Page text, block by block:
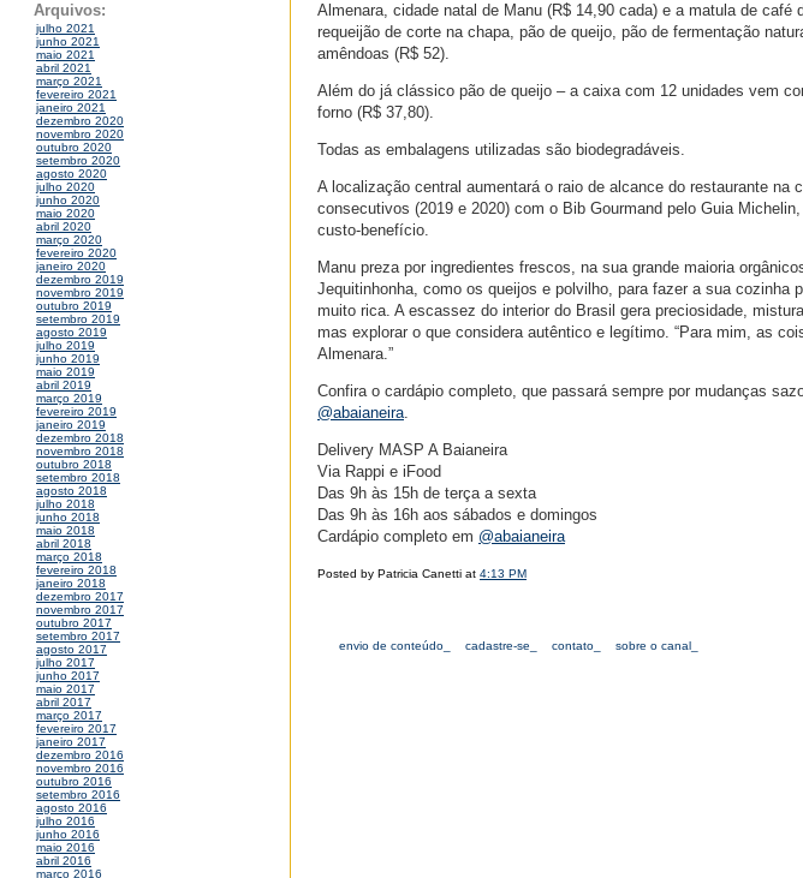
Arquivos:
julho 2021
junho 2021
maio 2021
abril 2021
março 2021
fevereiro 2021
janeiro 2021
dezembro 2020
novembro 2020
outubro 2020
setembro 2020
agosto 2020
julho 2020
junho 2020
maio 2020
abril 2020
março 2020
fevereiro 2020
janeiro 2020
dezembro 2019
novembro 2019
outubro 2019
setembro 2019
agosto 2019
julho 2019
junho 2019
maio 2019
abril 2019
março 2019
fevereiro 2019
janeiro 2019
dezembro 2018
novembro 2018
outubro 2018
setembro 2018
agosto 2018
julho 2018
junho 2018
maio 2018
abril 2018
março 2018
fevereiro 2018
janeiro 2018
dezembro 2017
novembro 2017
outubro 2017
setembro 2017
agosto 2017
julho 2017
junho 2017
maio 2017
abril 2017
março 2017
fevereiro 2017
janeiro 2017
dezembro 2016
novembro 2016
outubro 2016
setembro 2016
agosto 2016
julho 2016
junho 2016
maio 2016
abril 2016
março 2016
Almenara, cidade natal de Manu (R$ 14,90 cada) e a matula de café
requeijão de corte na chapa, pão de queijo, pão de fermentação
amêndoas (R$ 52).
Além do já clássico pão de queijo – a caixa com 12 unidades vem
forno (R$ 37,80).
Todas as embalagens utilizadas são biodegradáveis.
A localização central aumentará o raio de alcance do restaurante na
consecutivos (2019 e 2020) com o Bib Gourmand pelo Guia
custo-benefício.
Manu preza por ingredientes frescos, na sua grande maioria
Jequitinhonha, como os queijos e polvilho, para fazer a sua cozinha
muito rica. A escassez do interior do Brasil gera preciosidade,
mas explorar o que considera autêntico e legítimo. “Para mim, as
Almenara.”
Confira o cardápio completo, que passará sempre por mudanças
@abaianeira.
Delivery MASP A Baianeira
Via Rappi e iFood
Das 9h às 15h de terça a sexta
Das 9h às 16h aos sábados e domingos
Cardápio completo em @abaianeira
Posted by Patricia Canetti at 4:13 PM
envio de conteúdo_ cadastre-se_ contato_ sobre o canal_